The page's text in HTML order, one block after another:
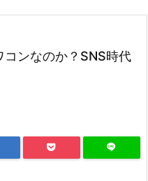
次へ
検索
ンなのか？SNS時代